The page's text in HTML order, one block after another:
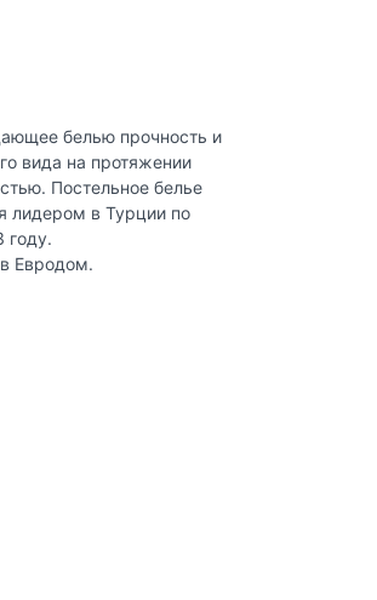
белью прочность и
вида на протяжении
Постельное белье
лидером в Турции по
году.
Евродом.